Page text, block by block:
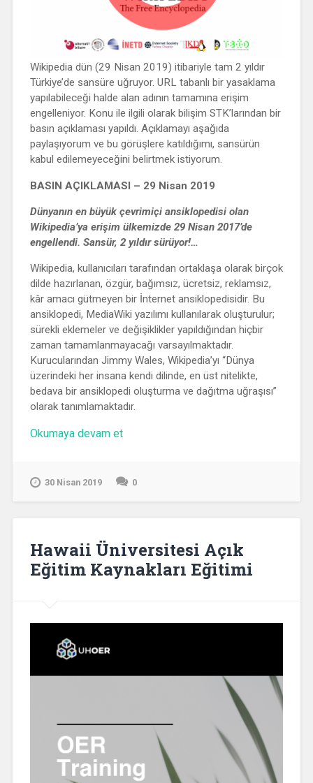
Wikipedia dün (29 Nisan 2019) itibariyle tam 2 yıldır
Türkiye’de sansüre uğruyor. URL tabanlı bir yasaklama
yapılabileceği halde alan adının tamamına erişim
engelleniyor. Konu ile ilgili olarak bilişim STK’larından bir
basın açıklaması yapıldı. Açıklamayı aşağıda
paylaşıyorum ve bu görüşlere katıldığımı, sansürün
kabul edilemeyeceğini belirtmek istiyorum.
BASIN AÇIKLAMASI – 29 Nisan 2019
Dünyanın en büyük çevrimiçi ansiklopedisi olan
Wikipedia’ya erişim ülkemizde 29 Nisan 2017’de
engellendi. Sansür, 2 yıldır sürüyor!…
Wikipedia, kullanıcıları tarafından ortaklaşa olarak birçok
dilde hazırlanan, özgür, bağımsız, ücretsiz, reklamsız,
kâr amacı gütmeyen bir İnternet ansiklopedisidir. Bu
ansiklopedi, MediaWiki yazılımı kullanılarak oluşturulur;
sürekli eklemeler ve değişiklikler yapıldığından hiçbir
zaman tamamlanmayacağı varsayılmaktadır.
Kurucularından Jimmy Wales, Wikipedia’yı “Dünya
üzerindeki her insana kendi dilinde, en üst nitelikte,
bedava bir ansiklopedi oluşturma ve dağıtma uğraşısı”
olarak tanımlamaktadır.
Okumaya devam et“Wikipedia’yı
30 Nisan 2019 0
Hawaii Üniversitesi Açık
Eğitim Kaynakları Eğitimi